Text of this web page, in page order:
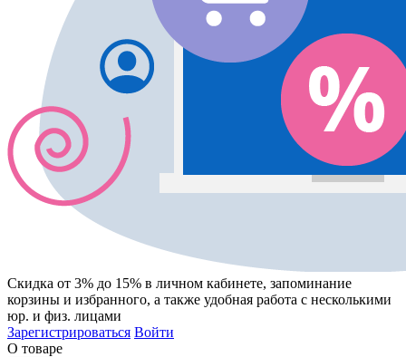
Скидка от 3% до 15% в личном кабинете, запоминание
корзины и избранного, а также удобная работа с несколькими
юр. и физ. лицами
Зарегистрироваться Войти
О товаре